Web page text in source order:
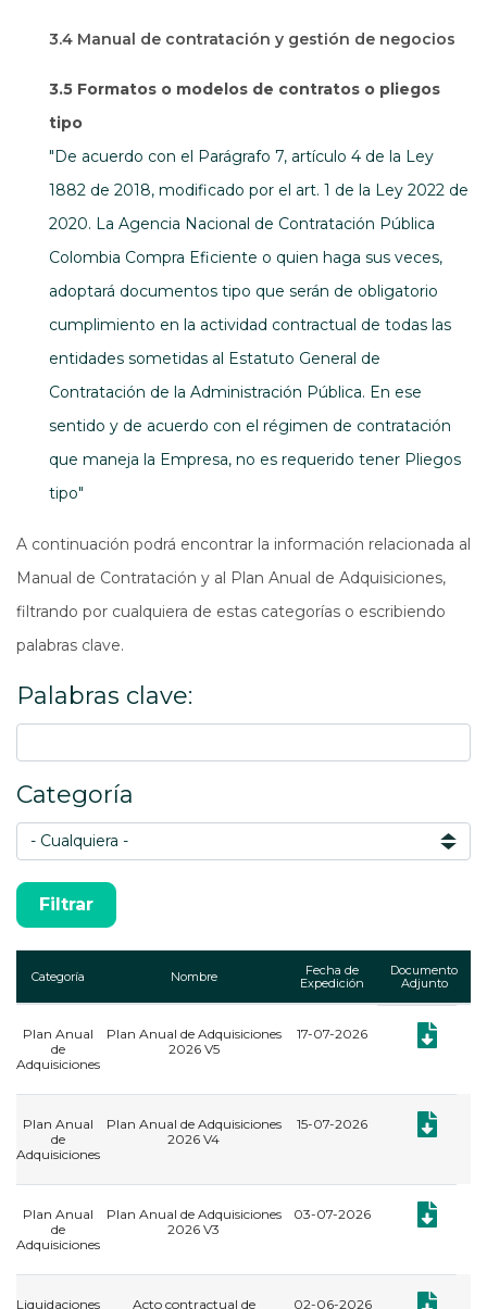
3.4 Manual de contratación y gestión de negocios
3.5 Formatos o modelos de contratos o pliegos
tipo
"De acuerdo con el Parágrafo 7, artículo 4 de la Ley
1882 de 2018, modificado por el art. 1 de la Ley 2022 de
2020. La Agencia Nacional de Contratación Pública
Colombia Compra Eficiente o quien haga sus veces,
adoptará documentos tipo que serán de obligatorio
cumplimiento en la actividad contractual de todas las
entidades sometidas al Estatuto General de
Contratación de la Administración Pública. En ese
sentido y de acuerdo con el régimen de contratación
que maneja la Empresa, no es requerido tener Pliegos
tipo"
A continuación podrá encontrar la información relacionada al
Manual de Contratación y al Plan Anual de Adquisiciones,
filtrando por cualquiera de estas categorías o escribiendo
palabras clave.
Palabras clave:
Categoría
Categoría Nombre
Fecha de
Expedición
Documento
Adjunto
Plan Anual
de
Adquisiciones
Plan Anual de Adquisiciones
2026 V5
17-07-2026
Plan Anual
de
Adquisiciones
Plan Anual de Adquisiciones
2026 V4
15-07-2026
Plan Anual
de
Adquisiciones
Plan Anual de Adquisiciones
2026 V3
03-07-2026
Liquidaciones Acto contractual de 02-06-2026